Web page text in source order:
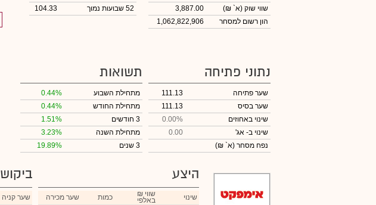
שווי שוק (א` ₪)
3,887.00
הון רשום למסחר
1,062,822,906
52 שבועות נמוך
104.33
נתוני פתיחה
שער פתיחה
111.13
שער בסיס
111.13
שינוי באחוזים
0.00%
שינוי ב- אג'
0.00
נפח מסחר (א` ₪)
תשואות
מתחילת השבוע
0.44%
מתחילת החודש
0.44%
3 חודשים
1.51%
מתחילת השנה
3.23%
3 שנים
19.89%
היצע
שינוי ₪ שווי
באלפי כמות
שער מכירה
ביקוש
שער קניה